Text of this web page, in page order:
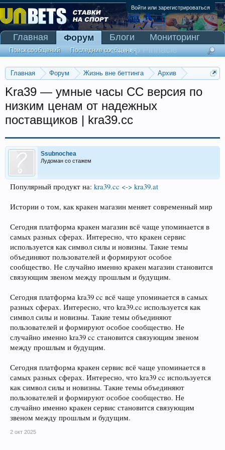
Войти или зарегистрироваться
Главная Форум Жизнь вне беттинга
Архив
Kra39 — умные часы CC версия по
низким ценам от надежных
поставщиков | kra39.cc
Ssubnochea
Лудоман со стажем
Популярный продукт на: kra39.cc <-> kra39.at
Истории о том, как кракен магазин меняет современный мир
Сегодня платформа кракен магазин всё чаще упоминается в
самых разных сферах. Интересно, что кракен сервис
используется как символ силы и новизны. Такие темы
объединяют пользователей и формируют особое
сообщество. Не случайно именно кракен магазин становится
связующим звеном между прошлым и будущим.
Сегодня платформа kra39 cc всё чаще упоминается в самых
разных сферах. Интересно, что kra39.cc используется как
символ силы и новизны. Такие темы объединяют
пользователей и формируют особое сообщество. Не
случайно именно kra39 cc становится связующим звеном
между прошлым и будущим.
Сегодня платформа кракен сервис всё чаще упоминается в
самых разных сферах. Интересно, что kra39 cc используется
как символ силы и новизны. Такие темы объединяют
пользователей и формируют особое сообщество. Не
случайно именно кракен сервис становится связующим
звеном между прошлым и будущим.
2 окт 2025
Главная Форум
Поиск сообщений Последние сообщения
Блоги
Мониторинг
Сканер Pinnacle